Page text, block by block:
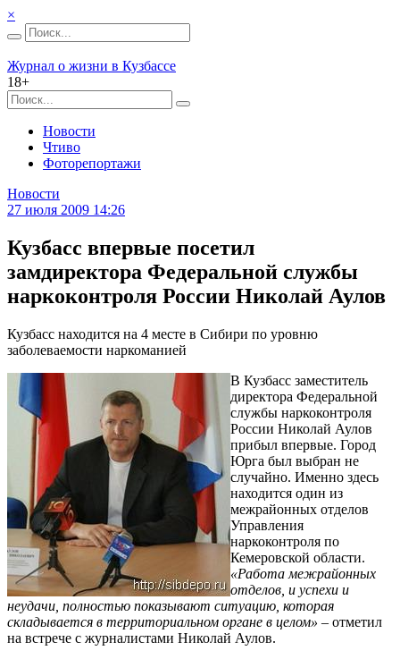
×
Журнал о жизни в Кузбассе
18+
Новости
Чтиво
Фоторепортажи
Новости
27 июля 2009 14:26
Кузбасс впервые посетил
замдиректора Федеральной службы
наркоконтроля России Николай Аулов
Кузбасс находится на 4 месте в Сибири по уровню
заболеваемости наркоманией
В Кузбасс заместитель
директора Федеральной
службы наркоконтроля
России Николай Аулов
прибыл впервые. Город
Юрга был выбран не
случайно. Именно здесь
находится один из
межрайонных отделов
Управления
наркоконтроля по
Кемеровской области.
«Работа межрайонных
отделов, и успехи и
неудачи, полностью показывают ситуацию, которая
складывается в территориальном органе в целом» – отметил
на встрече с журналистами Николай Аулов.